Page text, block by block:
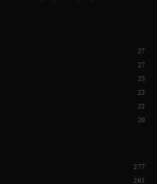
27
27
25
22
22
20
277
261